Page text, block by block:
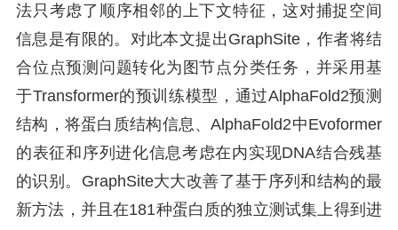
法只考虑了顺序相邻的上下文特征，这对捕捉空间
信息是有限的。对此本文提出GraphSite，作者将结
合位点预测问题转化为图节点分类任务，并采用基
于Transformer的预训练模型，通过AlphaFold2预测
结构，将蛋白质结构信息、AlphaFold2中Evoformer
的表征和序列进化信息考虑在内实现DNA结合残基
的识别。GraphSite大大改善了基于序列和结构的最
新方法，并且在181种蛋白质的独立测试集上得到进